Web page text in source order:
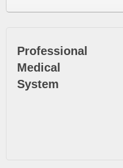
Professional
Medical
System